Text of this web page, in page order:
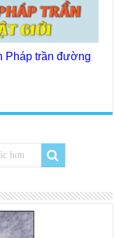
Pháp trần đường